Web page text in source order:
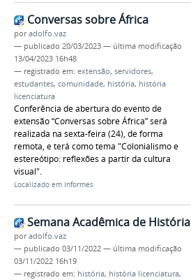
Conversas sobre África
poradolfo.vaz
— publicado 20/03/2023 — última modificação
13/04/2023 16h48
— registrado em: extensão, servidores,
estudantes, comunidade, história, história
licenciatura
Conferência de abertura do evento de
extensão “Conversas sobre África” será
realizada na sexta-feira (24), de forma
remota, e terá como tema "Colonialismo e
estereótipo: reflexões a partir da cultura
visual".
Localizado em Informes
Semana Acadêmica de História
poradolfo.vaz
— publicado 03/11/2022 — última modificação
03/11/2022 16h19
— registrado em: história, história licenciatura,